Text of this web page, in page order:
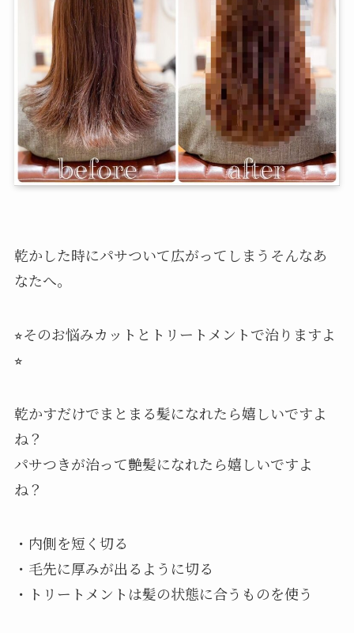
乾かした時にパサついて広がってしまうそんなあ
なたへ。
⭐︎そのお悩みカットとトリートメントで治りますよ
⭐︎
乾かすだけでまとまる髪になれたら嬉しいですよ
ね？
パサつきが治って艶髪になれたら嬉しいですよ
ね？
・内側を短く切る
・毛先に厚みが出るように切る
・トリートメントは髪の状態に合うものを使う